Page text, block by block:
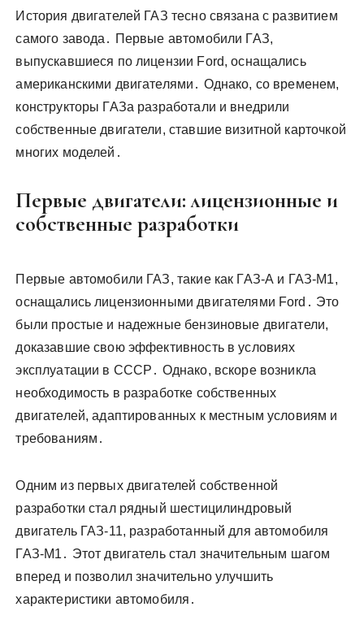
История двигателей ГАЗ тесно связана с развитием
самого завода․ Первые автомобили ГАЗ,
выпускавшиеся по лицензии Ford, оснащались
американскими двигателями․ Однако, со временем,
конструкторы ГАЗа разработали и внедрили
собственные двигатели, ставшие визитной карточкой
многих моделей․
Первые двигатели: лицензионные и
собственные разработки
Первые автомобили ГАЗ, такие как ГАЗ-А и ГАЗ-М1,
оснащались лицензионными двигателями Ford․ Это
были простые и надежные бензиновые двигатели,
доказавшие свою эффективность в условиях
эксплуатации в СССР․ Однако, вскоре возникла
необходимость в разработке собственных
двигателей, адаптированных к местным условиям и
требованиям․
Одним из первых двигателей собственной
разработки стал рядный шестицилиндровый
двигатель ГАЗ-11, разработанный для автомобиля
ГАЗ-М1․ Этот двигатель стал значительным шагом
вперед и позволил значительно улучшить
характеристики автомобиля․